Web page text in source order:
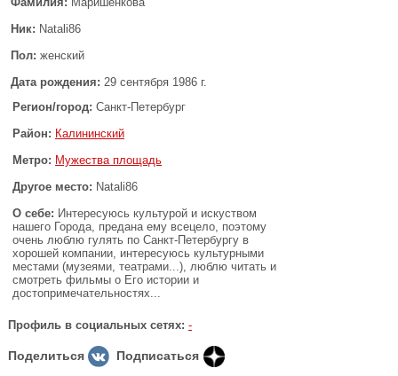
Ник: Natali86
Пол: женский
Дата рождения: 29 сентября 1986 г.
Регион/город: Санкт-Петербург
Район: Калининский
Метро: Мужества площадь
Другое место: Natali86
О себе: Интересуюсь культурой и искуством
нашего Города, предана ему всецело, поэтому
очень люблю гулять по Санкт-Петербургу в
хорошей компании, интересуюсь культурными
местами (музеями, театрами...), люблю читать и
смотреть фильмы о Его истории и
достопримечательностях...
Профиль в социальных сетях: -
Поделиться Подписаться